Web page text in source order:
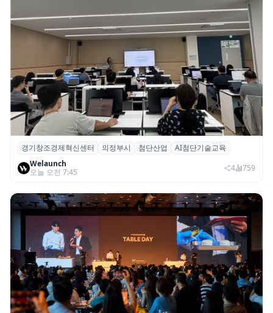
경기혁신센터, 의정부시 ‘AI 첨단기술교육’
기초·심화과정 성료
경기창조경제혁신센터 의정부시 첨단산업
AI첨단기술교육
Welaunch
오늘 오전 7:45
4 759